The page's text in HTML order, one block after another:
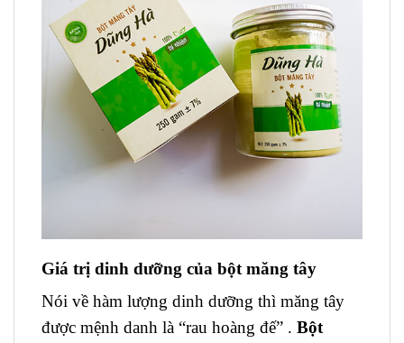
Giá trị dinh dưỡng của bột măng tây
Nói về hàm lượng dinh dưỡng thì măng tây
được mệnh danh là “rau hoàng đế” . Bột